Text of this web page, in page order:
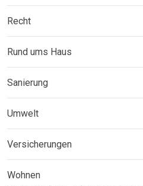
Recht
Rund ums Haus
Sanierung
Umwelt
Versicherungen
Wohnen